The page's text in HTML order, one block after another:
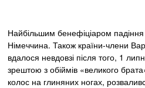
Найбільшим бенефіціаром
Німеччина. Також країни-члени
вдалося невдовзі після того, 1
зрештою з обіймів «великого
колос на глиняних ногах,